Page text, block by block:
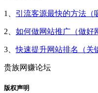
1、 引流客源最快的方法（
2、 如何做网站推广（做好
3、快速提升网站排名（关
贵族网赚论坛
版权声明